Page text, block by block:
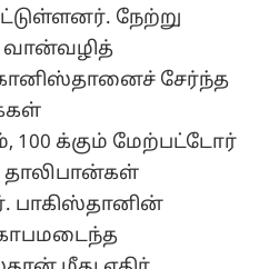
நேற்று
வான்வழித்
சேர்ந்த
க்கும் மேற்பட்டோர்
பாகிஸ்தானின்